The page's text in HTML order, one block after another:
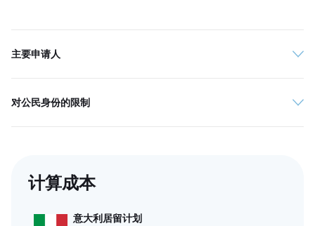
主要申请人
对公民身份的限制
计算成本
意大利居留计划